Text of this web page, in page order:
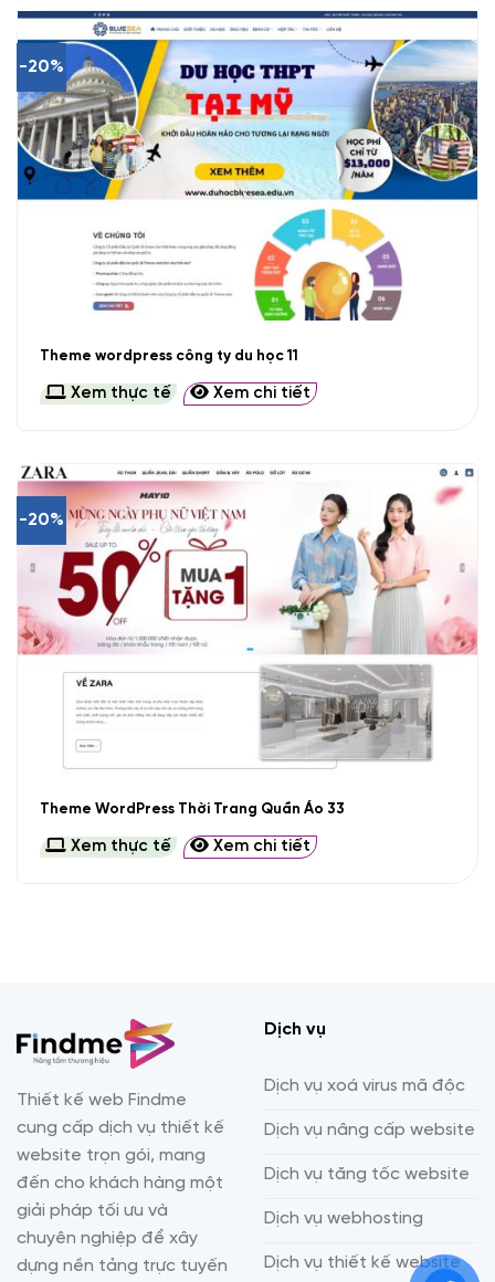
-20%
Theme wordpress công ty du học 11
Xem thực tế Xem chi tiết
-20%
Theme WordPress Thời Trang Quần Áo 33
Xem thực tế Xem chi tiết
Thiết kế web Findme
cung cấp dịch vụ thiết kế
website trọn gói, mang
đến cho khách hàng một
giải pháp tối ưu và
chuyên nghiệp để xây
dựng nền tảng trực tuyến
Dịch vụ
Dịch vụ xoá virus mã độc
Dịch vụ nâng cấp website
Dịch vụ tăng tốc website
Dịch vụ webhosting
Dịch vụ thiết kế website